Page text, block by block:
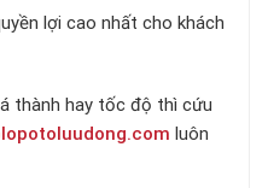
lợi cao nhất cho khách
thành hay tốc độ thì cứu
luôn